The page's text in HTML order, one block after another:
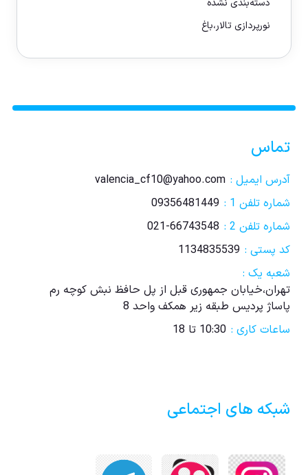
نورپردازی تالار،باغ
تماس
آدرس ایمیل : valencia_cf10@yahoo.com
شماره تلفن 1 :
09356481449
شماره تلفن 2 :
021-66743548
کد پستی : 1134835539
شعبه یک :
تهران،خیابان جمهوری قبل از پل حافظ نبش کوچه رم
پاساژ پردیس طبقه زیر همکف واحد 8
ساعات کاری : 10:30 تا 18
شبکه های اجتماعی